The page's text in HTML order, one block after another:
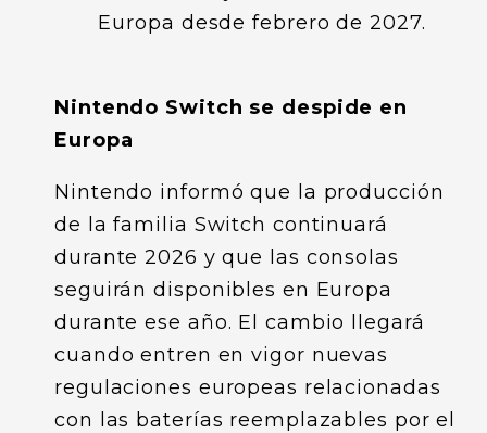
Nintendo Switch se despide en
Europa
Nintendo informó que la producción
de la familia Switch continuará
durante 2026 y que las consolas
seguirán disponibles en Europa
durante ese año. El cambio llegará
cuando entren en vigor nuevas
regulaciones europeas relacionadas
con las baterías reemplazables por el